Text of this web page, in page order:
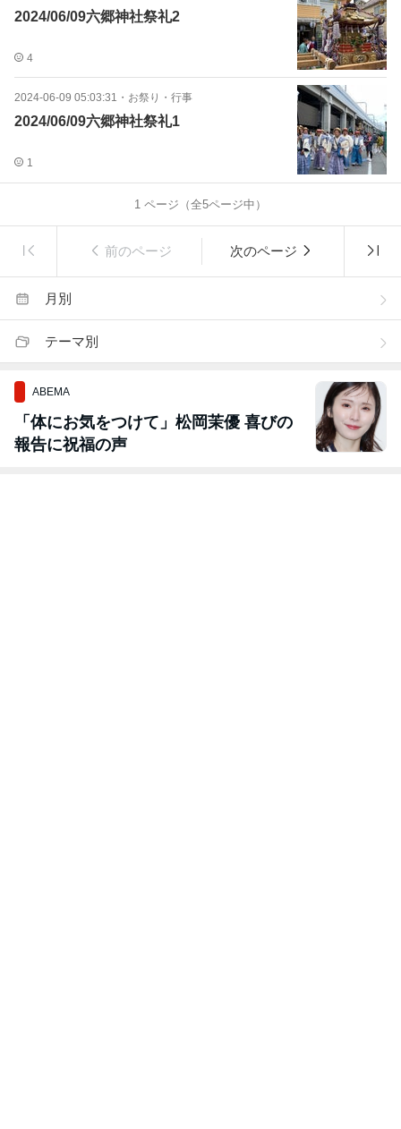
2024/06/09六郷神社祭礼2
4
2024-06-09 05:03:31 ・ お祭り・行事
2024/06/09六郷神社祭礼1
1
1 ページ（全5ページ中）
前のページ 次のページ
月別
テーマ別
ABEMA
「体にお気をつけて」松岡茉優 喜びの
報告に祝福の声